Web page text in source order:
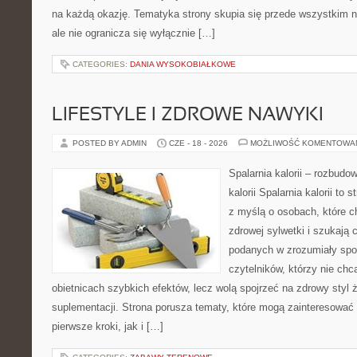
na każdą okazję. Tematyka strony skupia się przede wszystkim
ale nie ogranicza się wyłącznie […]
CATEGORIES: DANIA WYSOKOBIAŁKOWE
LIFESTYLE I ZDROWE NAWYKI
POSTED BY ADMIN CZE - 18 - 2026 MOŻLIWOŚĆ
Spalarnia kalorii –
kalorii Spalarnia kalorii to
z myślą o osobach, które
zdrowej sylwetki i szukają
podanych w zrozumiały
czytelników, którzy nie
obietnicach szybkich efektów, lecz wolą spojrzeć na zdrowy styl
suplementacji. Strona porusza tematy, które mogą
pierwsze kroki, jak i […]